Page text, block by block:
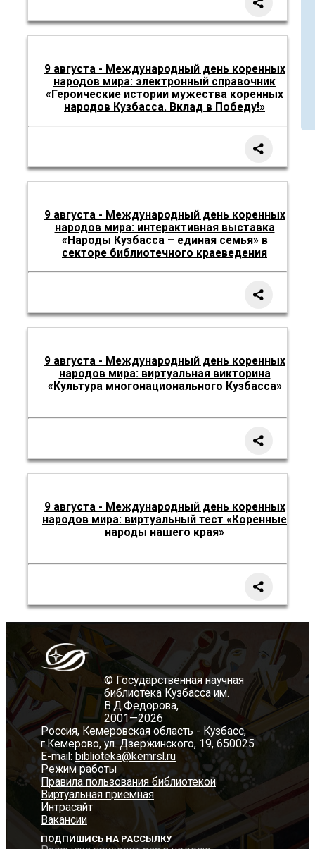
9 августа - Международный день коренных
народов мира: электронный справочник
«Героические истории мужества коренных
народов Кузбасса. Вклад в Победу!»
9 августа - Международный день коренных
народов мира: интерактивная выставка
«Народы Кузбасса – единая семья» в
секторе библиотечного краеведения
9 августа - Международный день коренных
народов мира: виртуальная викторина
«Культура многонационального Кузбасса»
9 августа - Международный день коренных
народов мира: виртуальный тест «Коренные
народы нашего края»
© Государственная научная
библиотека Кузбасса им.
В.Д.Федорова,
2001—2026
Россия, Кемеровская область - Кузбасс,
г.Кемерово, ул. Дзержинского, 19, 650025
E-mail: biblioteka@kemrsl.ru
Режим работы
Правила пользования библиотекой
Виртуальная приемная
Интрасайт
Вакансии
ПОДПИШИСЬ НА РАССЫЛКУ